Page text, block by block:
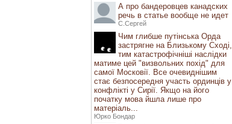
А про бандеровцев канадских
речь в статье вообще не идет
С.Сергей
Чим глибше путінська Орда
застрягне на Близькому Сході,
тим катастрофічніші наслідки
матиме цей "визвольних похід" для
самої Московії. Все очевиднішим
стає безпосередня участь ординців у
конфлікті у Сирії. Якщо на його
початку мова йшла лише про
матеріаль...
Юрко Бондар